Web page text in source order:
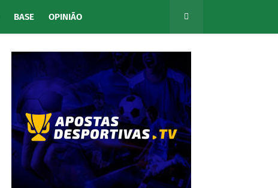
BASE OPINIÃO